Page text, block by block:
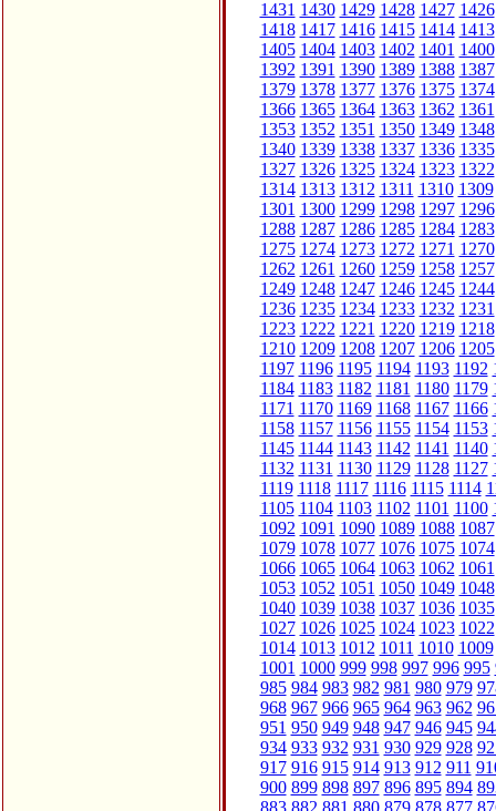
1431 1430 1429 1428 1427 1426
1418 1417 1416 1415 1414 1413
1405 1404 1403 1402 1401 1400
1392 1391 1390 1389 1388 1387
1379 1378 1377 1376 1375 1374
1366 1365 1364 1363 1362 1361
1353 1352 1351 1350 1349 1348
1340 1339 1338 1337 1336 1335
1327 1326 1325 1324 1323 1322
1314 1313 1312 1311 1310 1309
1301 1300 1299 1298 1297 1296
1288 1287 1286 1285 1284 1283
1275 1274 1273 1272 1271 1270
1262 1261 1260 1259 1258 1257
1249 1248 1247 1246 1245 1244
1236 1235 1234 1233 1232 1231
1223 1222 1221 1220 1219 1218
1210 1209 1208 1207 1206 1205
1197 1196 1195 1194 1193 1192
1184 1183 1182 1181 1180 1179
1171 1170 1169 1168 1167 1166
1158 1157 1156 1155 1154 1153
1145 1144 1143 1142 1141 1140
1132 1131 1130 1129 1128 1127
1119 1118 1117 1116 1115 1114
1105 1104 1103 1102 1101 1100
1092 1091 1090 1089 1088 1087
1079 1078 1077 1076 1075 1074
1066 1065 1064 1063 1062 1061
1053 1052 1051 1050 1049 1048
1040 1039 1038 1037 1036 1035
1027 1026 1025 1024 1023 1022
1014 1013 1012 1011 1010 1009
1001 1000 999 998 997 996 995
985 984 983 982 981 980 979
968 967 966 965 964 963 962
951 950 949 948 947 946 945
934 933 932 931 930 929 928
917 916 915 914 913 912 911
900 899 898 897 896 895 894
883 882 881 880 879 878 877